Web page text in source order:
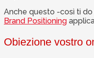
Anche questo -così ti do
Brand Positioning
Obiezione vostro